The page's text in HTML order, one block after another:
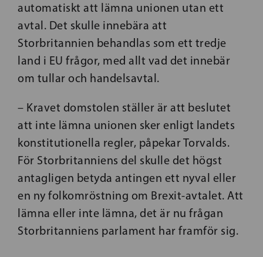
automatiskt att lämna unionen utan ett
avtal. Det skulle innebära att
Storbritannien behandlas som ett tredje
land i EU frågor, med allt vad det innebär
om tullar och handelsavtal.
– Kravet domstolen ställer är att beslutet
att inte lämna unionen sker enligt landets
konstitutionella regler, påpekar Torvalds.
För Storbritanniens del skulle det högst
antagligen betyda antingen ett nyval eller
en ny folkomröstning om Brexit-avtalet. Att
lämna eller inte lämna, det är nu frågan
Storbritanniens parlament har framför sig.